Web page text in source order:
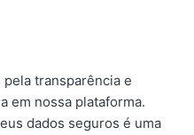
transparência e
em nossa plataforma.
dados seguros é uma